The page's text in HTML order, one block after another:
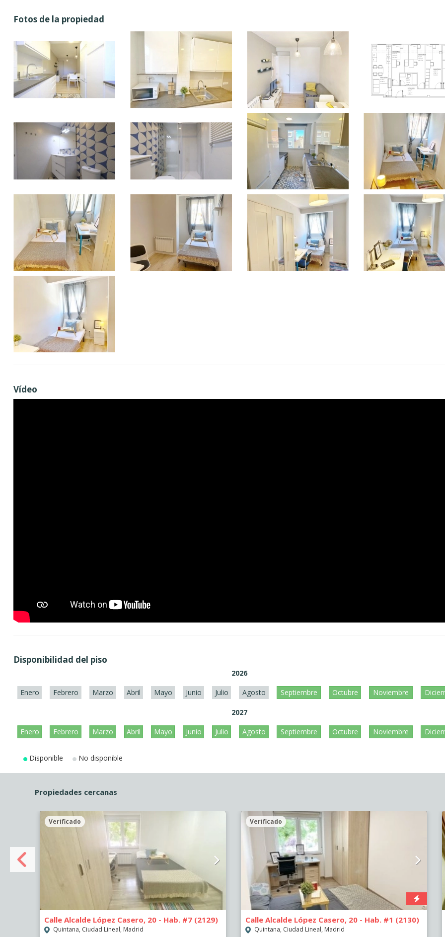
Fotos de la propiedad
Vídeo
Disponibilidad del piso
2026
Enero Febrero Marzo Abril Mayo Junio Julio Agosto Septiembre Octubre Noviembre
2027
Enero Febrero Marzo Abril Mayo Junio Julio Agosto Septiembre Octubre Noviembre
Disponible No disponible
Propiedades cercanas
Verificado
Calle Alcalde López Casero, 20 - Hab. #7 (2129)
Quintana, Ciudad Lineal, Madrid
Verificado
Calle Alcalde López Casero, 20 - Hab. #1 (2130)
Quintana, Ciudad Lineal, Madrid